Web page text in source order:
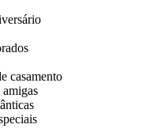
casamento
amigas